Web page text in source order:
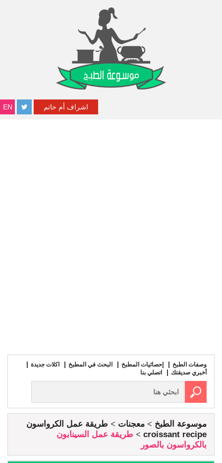
EN اشراف أم حاتم
وصفات الطبخ إحصائيات المطبخ البحث في المطبخ
اكلات جديدة
أخبري صديقتك
اتصلي بنا
موسوعة الطبخ معجنات
طريقة عمل الكرواسون
croissant recipe
طريقة عمل السينابون
بالكرواسون بالصور